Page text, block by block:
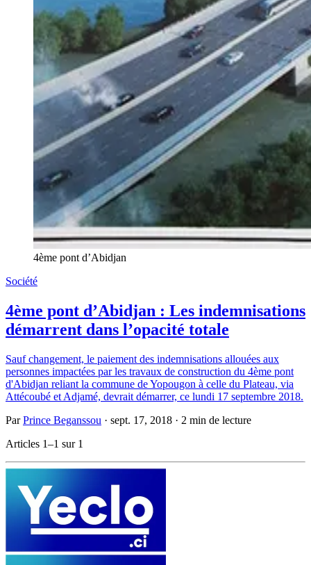
4ème pont d’Abidjan
Société
4ème pont d’Abidjan : Les indemnisations
démarrent dans l’opacité totale
Sauf changement, le paiement des indemnisations allouées aux
personnes impactées par les travaux de construction du 4ème pont
d'Abidjan reliant la commune de Yopougon à celle du Plateau, via
Attécoubé et Adjamé, devrait démarrer, ce lundi 17 septembre 2018.
ParPrince Beganssou · sept. 17, 2018 · 2 min de lecture
Articles 1–1 sur 1